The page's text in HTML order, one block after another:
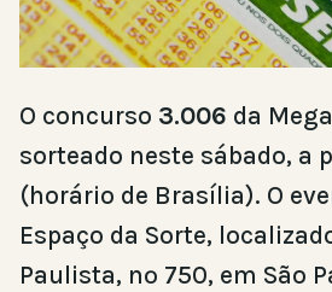
O concurso 3.006 da
sorteado neste sábado, a
(horário de Brasília). O
Espaço da Sorte,
Paulista, nº 750, em São